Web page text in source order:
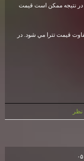
نتيجه ممكن است قيمت
قيمت تترا مي شود. در